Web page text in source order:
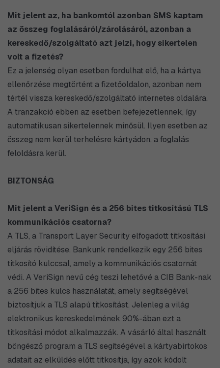
Mit jelent az, ha bankomtól azonban SMS kaptam
az összeg foglalásáról/zárolásáról, azonban a
kereskedő/szolgáltató azt jelzi, hogy sikertelen
volt a fizetés?
Ez a jelenség olyan esetben fordulhat elő, ha a kártya
ellenőrzése megtörtént a fizetőoldalon, azonban nem
tértél vissza kereskedő/szolgáltató internetes oldalára.
A tranzakció ebben az esetben befejezetlennek, így
automatikusan sikertelennek minősül. Ilyen esetben az
összeg nem kerül terhelésre kártyádon, a foglalás
feloldásra kerül.
BIZTONSÁG
Mit jelent a VeriSign és a 256 bites titkosítású TLS
kommunikációs csatorna?
A TLS, a Transport Layer Security elfogadott titkosítási
eljárás rövidítése. Bankunk rendelkezik egy 256 bites
titkosító kulccsal, amely a kommunikációs csatornát
védi. A VeriSign nevű cég teszi lehetővé a CIB Bank-nak
a 256 bites kulcs használatát, amely segítségével
biztosítjuk a TLS alapú titkosítást. Jelenleg a világ
elektronikus kereskedelmének 90%-ában ezt a
titkosítási módot alkalmazzák. A vásárló által használt
böngésző program a TLS segítségével a kártyabirtokos
adatait az elküldés előtt titkosítja, így azok kódolt